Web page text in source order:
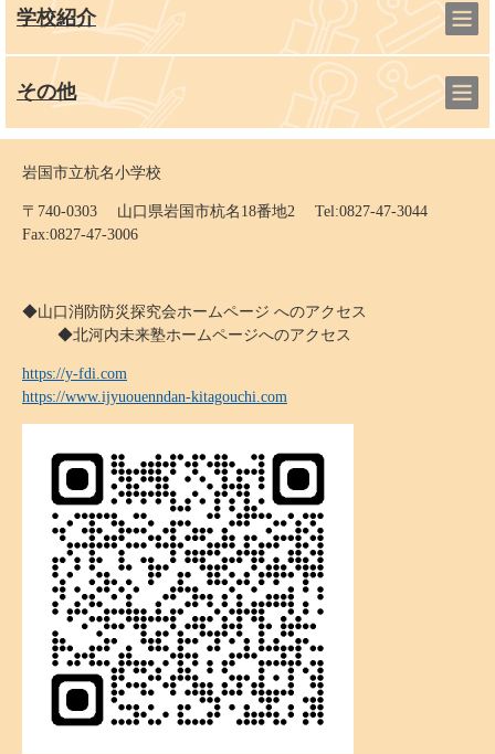
学校紹介
その他
岩国市立杭名小学校
〒740-0303 山口県岩国市杭名18番地2 Tel:0827-47-3044
Fax:0827-47-3006
◆山口消防防災探究会ホームページ へのアクセス
◆北河内未来塾ホームページへのアクセス
https://y-fdi.com
https://www.ijyuouenndan-kitagouchi.com